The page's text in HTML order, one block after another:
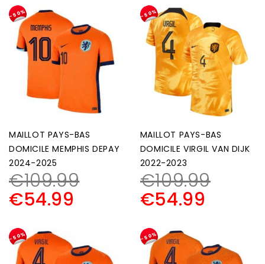
-50%
MAILLOT PAYS-BAS
DOMICILE MEMPHIS DEPAY
2024-2025
€109.99
€54.99
-50%
MAILLOT PAYS-BAS
DOMICILE VIRGIL VAN DIJK
2022-2023
€109.99
€54.99
-50% -50%